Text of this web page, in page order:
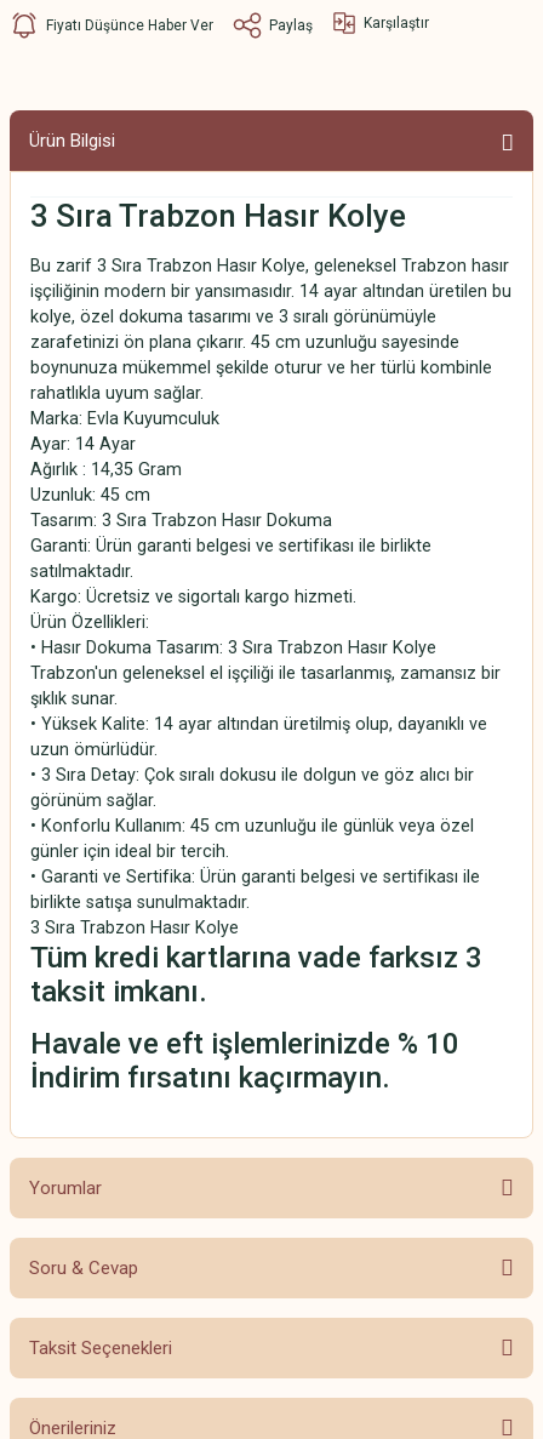
Fiyatı Düşünce Haber Ver Paylaş Karşılaştır
Ürün Bilgisi
3 Sıra Trabzon Hasır Kolye
Bu zarif 3 Sıra Trabzon Hasır Kolye, geleneksel Trabzon hasır
işçiliğinin modern bir yansımasıdır. 14 ayar altından üretilen bu
kolye, özel dokuma tasarımı ve 3 sıralı görünümüyle
zarafetinizi ön plana çıkarır. 45 cm uzunluğu sayesinde
boynunuza mükemmel şekilde oturur ve her türlü kombinle
rahatlıkla uyum sağlar.
Marka: Evla Kuyumculuk
Ayar: 14 Ayar
Ağırlık : 14,35 Gram
Uzunluk: 45 cm
Tasarım: 3 Sıra Trabzon Hasır Dokuma
Garanti: Ürün garanti belgesi ve sertifikası ile birlikte
satılmaktadır.
Kargo: Ücretsiz ve sigortalı kargo hizmeti.
Ürün Özellikleri:
• Hasır Dokuma Tasarım: 3 Sıra Trabzon Hasır Kolye
Trabzon'un geleneksel el işçiliği ile tasarlanmış, zamansız bir
şıklık sunar.
• Yüksek Kalite: 14 ayar altından üretilmiş olup, dayanıklı ve
uzun ömürlüdür.
• 3 Sıra Detay: Çok sıralı dokusu ile dolgun ve göz alıcı bir
görünüm sağlar.
• Konforlu Kullanım: 45 cm uzunluğu ile günlük veya özel
günler için ideal bir tercih.
• Garanti ve Sertifika: Ürün garanti belgesi ve sertifikası ile
birlikte satışa sunulmaktadır.
3 Sıra Trabzon Hasır Kolye
Tüm kredi kartlarına vade farksız 3
taksit imkanı.
Havale ve eft işlemlerinizde % 10
İndirim fırsatını kaçırmayın.
Yorumlar
Bu ürüne ilk yorumu siz yapın!
Soru & Cevap
Ürün hakkında henüz soru sorulmamış.
Taksit Seçenekleri
Önerileriniz